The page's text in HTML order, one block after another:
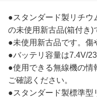
●スタンダード製リチウ
の未使用新古品(箱付き)
●未使用新古品です。傷
●バッテリ容量は7.4V/
●使用できる無線機の情
ご確認ください。
●スタンダード製標準型